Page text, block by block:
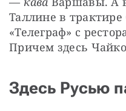
Таллине в трактире
«Телеграф» с
Причем здесь
Здесь Русью